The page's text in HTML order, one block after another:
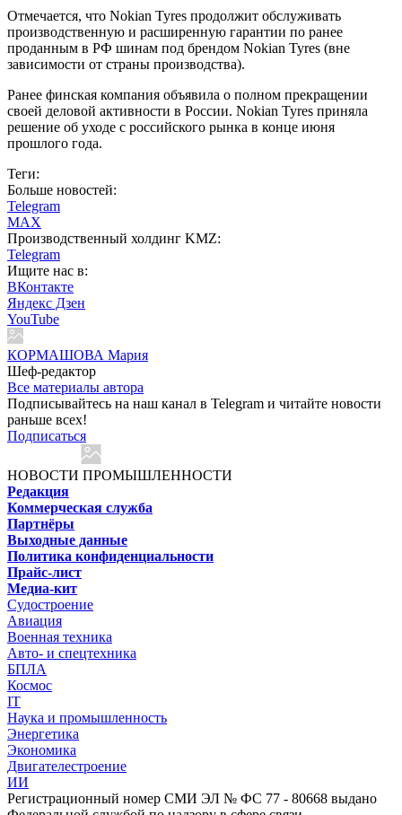
Отмечается, что Nokian Tyres продолжит обслуживать
производственную и расширенную гарантии по ранее
проданным в РФ шинам под брендом Nokian Tyres (вне
зависимости от страны производства).
Ранее финская компания объявила о полном прекращении
своей деловой активности в России. Nokian Tyres приняла
решение об уходе с российского рынка в конце июня
прошлого года.
Теги:
Больше новостей:
Telegram
MAX
Производственный холдинг KMZ:
Telegram
Ищите нас в:
ВКонтакте
Яндекс Дзен
YouTube
КОРМАШОВА Мария
Шеф-редактор
Все материалы автора
Подписывайтесь на наш канал в Telegram и читайте новости
раньше всех!
Подписаться
НОВОСТИ ПРОМЫШЛЕННОСТИ
Редакция
Коммерческая служба
Партнёры
Выходные данные
Политика конфиденциальности
Прайс-лист
Медиа-кит
Судостроение
Авиация
Военная техника
Авто- и спецтехника
БПЛА
Космос
IT
Наука и промышленность
Энергетика
Экономика
Двигателестроение
ИИ
Регистрационный номер СМИ ЭЛ № ФС 77 - 80668 выдано